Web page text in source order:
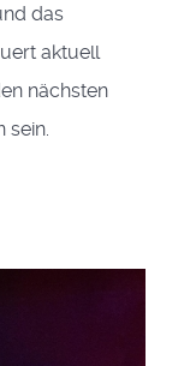
das
aktuell
nächsten
sein.